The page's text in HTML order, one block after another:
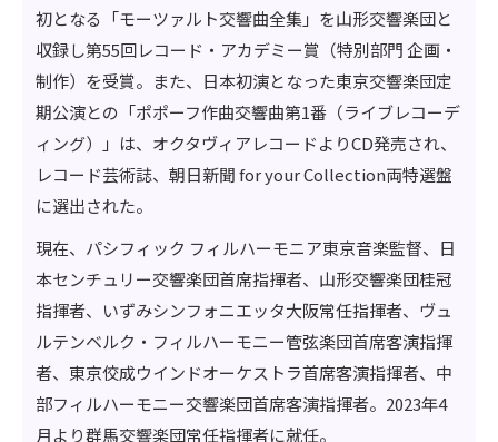
初となる「モーツァルト交響曲全集」を山形交響楽団と
収録し第55回レコード・アカデミー賞（特別部門 企画・
制作）を受賞。また、日本初演となった東京交響楽団定
期公演との「ポポーフ作曲交響曲第1番（ライブレコーデ
ィング）」は、オクタヴィアレコードよりCD発売され、
レコード芸術誌、朝日新聞 for your Collection両特選盤
に選出された。
現在、パシフィック フィルハーモニア東京音楽監督、日
本センチュリー交響楽団首席指揮者、山形交響楽団桂冠
指揮者、いずみシンフォニエッタ大阪常任指揮者、ヴュ
ルテンベルク・フィルハーモニー管弦楽団首席客演指揮
者、東京佼成ウインドオーケストラ首席客演指揮者、中
部フィルハーモニー交響楽団首席客演指揮者。2023年4
月より群馬交響楽団常任指揮者に就任。